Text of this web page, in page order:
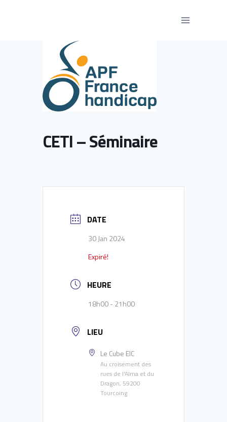
CETI – Séminaire
DATE
30 Jan 2024
Expiré!
HEURE
18h00 - 21h00
LIEU
Le Cube EIC
Au croisement des
rues de l'Alma et du
Dragon, 59200
Tourcoing